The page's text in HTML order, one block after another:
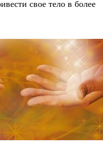
свое тело в более